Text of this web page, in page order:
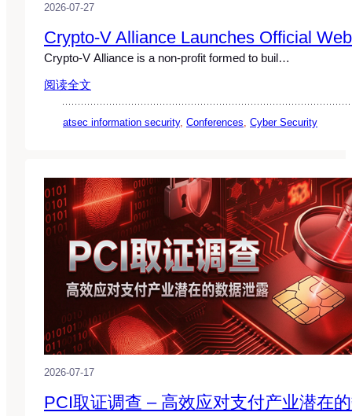
2026-07-27
Crypto-V Alliance Launches Official
Crypto-V Alliance is a non-profit formed to buil…
阅读全文
atsec information security, Conferences Cyber Security
2026-07-17
PCI取证调查 – 高效应对支付产业潜在